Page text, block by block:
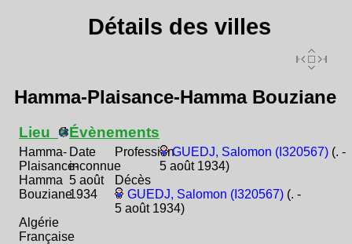
Détails des villes
Hamma-Plaisance-Hamma Bouziane
Lieu
Hamma-
Plaisance-
Hamma
Bouziane
Algérie
Française
Évènements
Date
inconnue
ProfessionGUEDJ, Salomon (I320567) (. -
5 août 1934)
5 août
1934
Décès
GUEDJ, Salomon (I320567)(. -
5 août 1934)